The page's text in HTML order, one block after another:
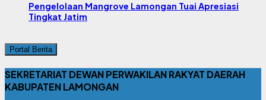
Pengelolaan Mangrove Lamongan Tuai Apresiasi
Tingkat Jatim
Portal Berita
SEKRETARIAT DEWAN PERWAKILAN RAKYAT DAERAH
KABUPATEN LAMONGAN